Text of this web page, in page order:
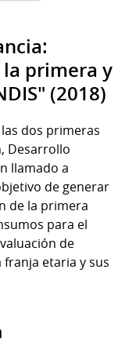
primera y
(2018)
dos primeras
Desarrollo
llamado a
de generar
de la primera
para el
de
etaria y sus